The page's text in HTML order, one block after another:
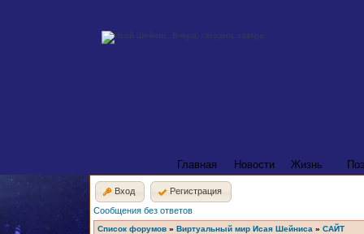
Главная Новости Жизнь
Вход
Регистрация
Сообщения без ответов
Список форумов » Виртуальный мир Исая Шейниса » САЙТ